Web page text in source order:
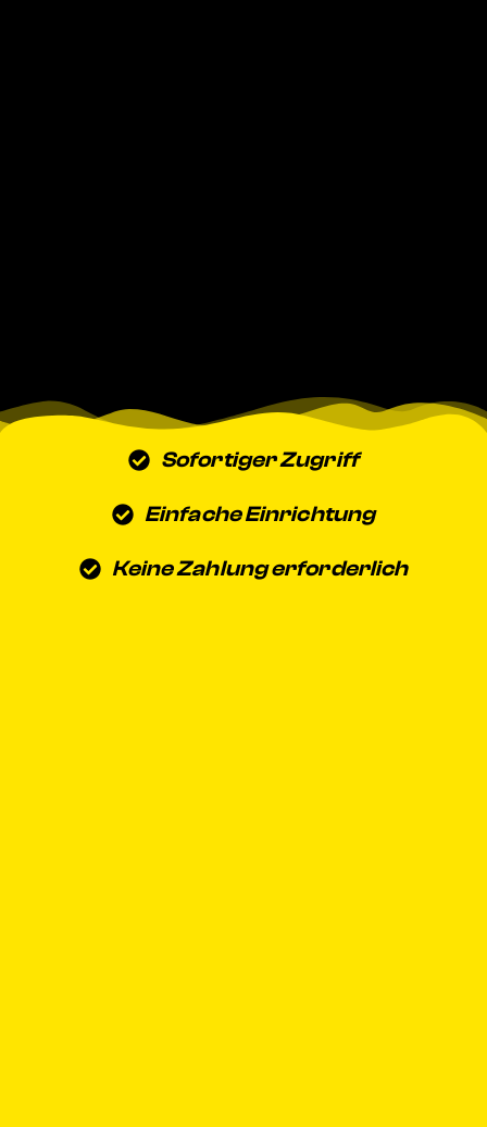
Sofortiger Zugriff
Einfache Einrichtung
Keine Zahlung erforderlich